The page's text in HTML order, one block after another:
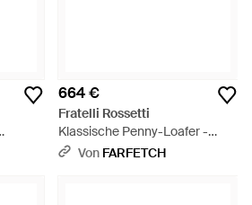
664 €
Fratelli Rossetti
Klassische Penny-Loafer -
Natur
Von FARFETCH